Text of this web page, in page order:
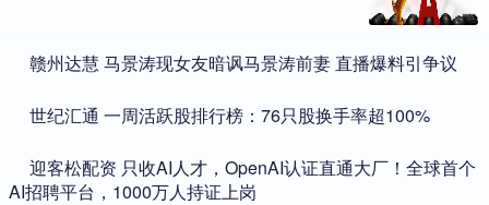
​赣州达慧 马景涛现女友暗讽马景涛前妻 直播爆料引争议
​世纪汇通 一周活跃股排行榜：76只股换手率超100%
​迎客松配资 只收AI人才，OpenAI认证直通大厂！全球首个
AI招聘平台，1000万人持证上岗